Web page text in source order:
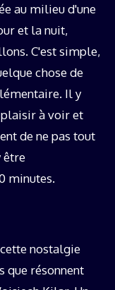
au milieu d'une
et la nuit,
C'est simple,
chose de
Il y
plaisir à voir et
de ne pas tout
être
minutes.
nostalgie
que résonnent